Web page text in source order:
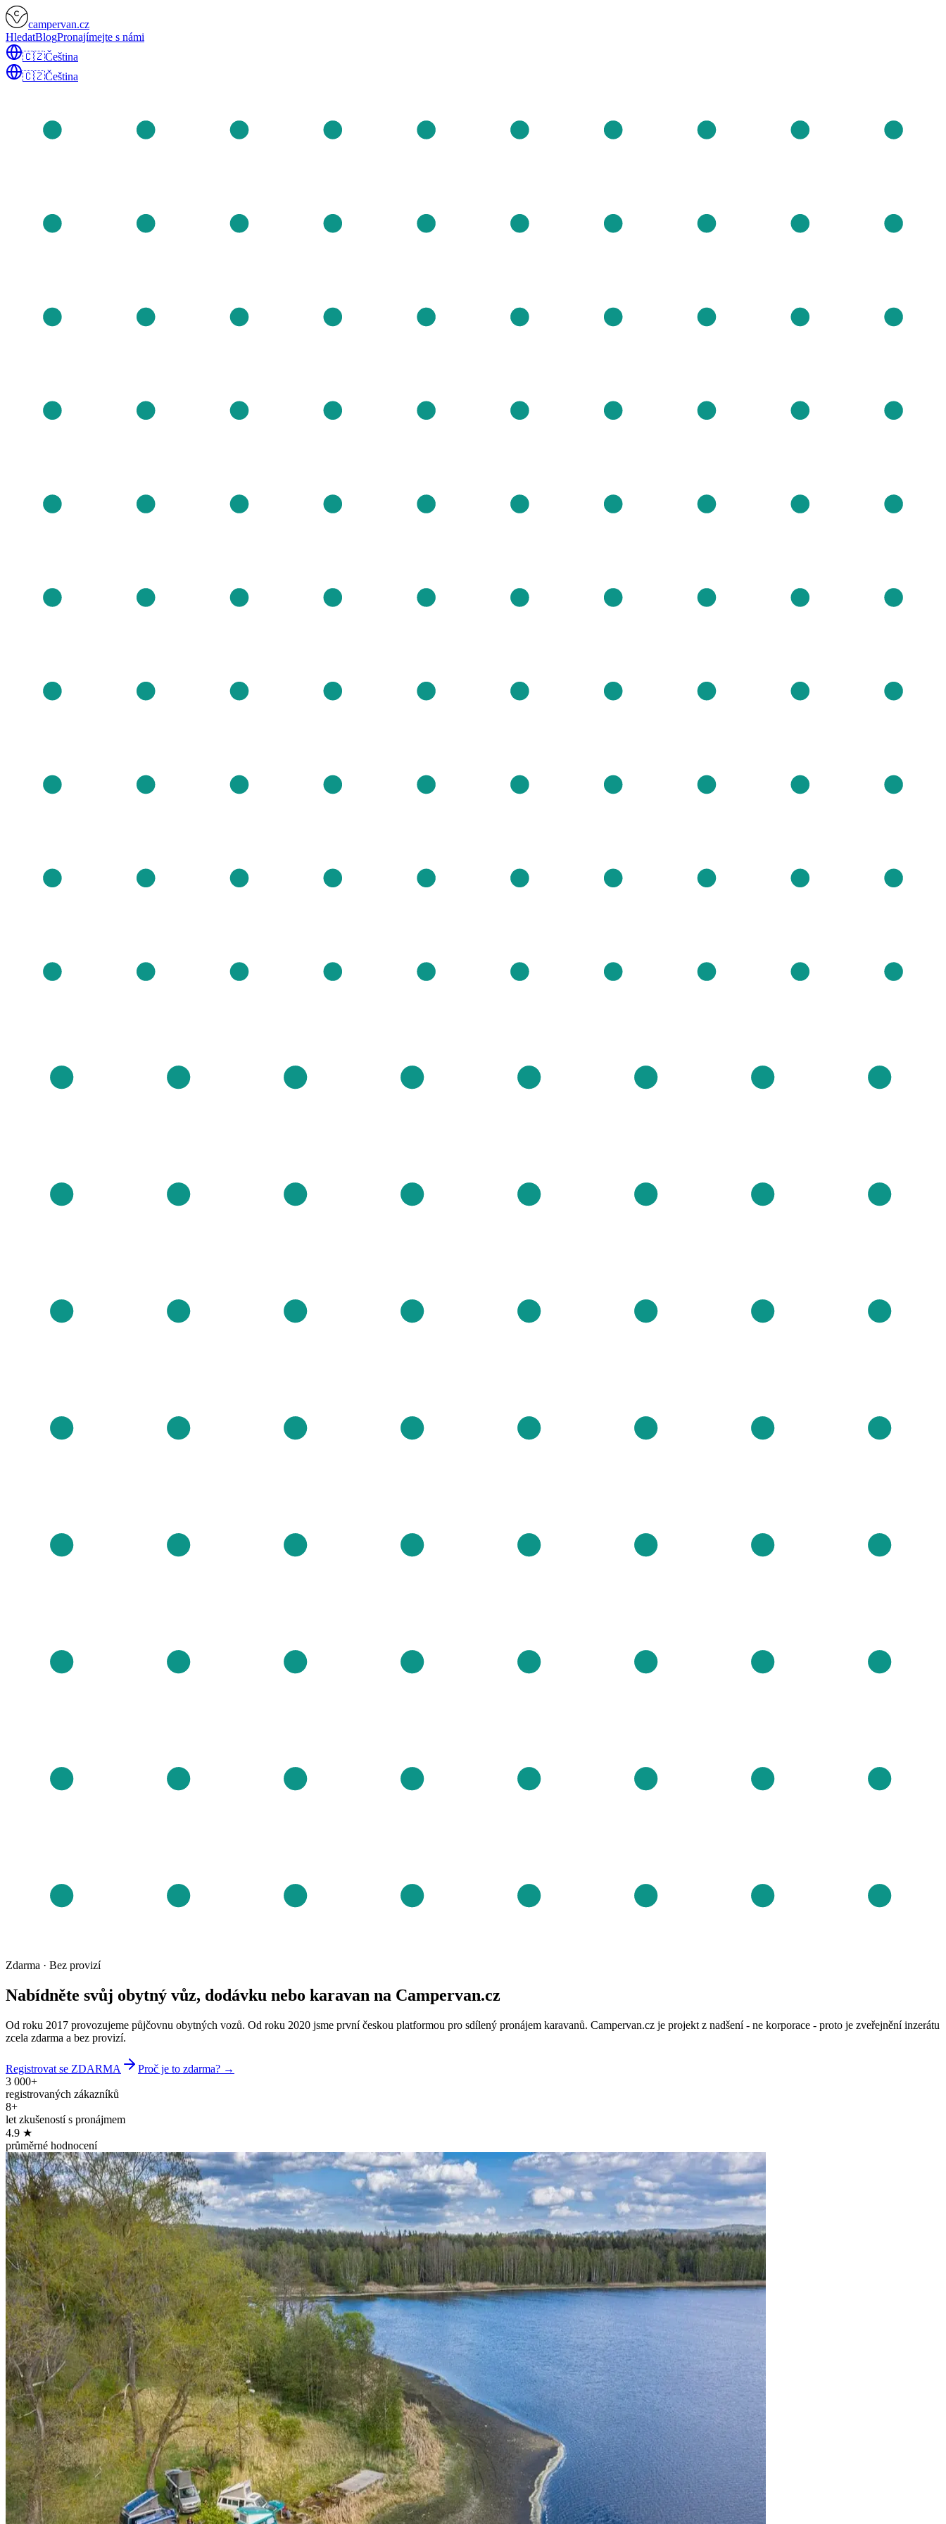
campervan.cz
HledatBlogPronajímejte s námi
🇨🇿Čeština
🇨🇿Čeština
Zdarma · Bez provizí
Nabídněte svůj obytný vůz, dodávku nebo karavan na Campervan.cz
Od roku 2017 provozujeme půjčovnu obytných vozů. Od roku 2020 jsme první českou platformou pro sdílený pronájem karavanů. Campervan.cz je projekt z nadšení - ne korporace - proto je zveřejnění inzerátu
zcela zdarma a bez provizí.
Registrovat se ZDARMA Proč je to zdarma? →
3 000+
registrovaných zákazníků
8+
let zkušeností s pronájmem
4.9 ★
průměrné hodnocení